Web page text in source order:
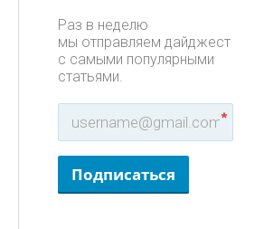
Раз в неделю
мы отправляем дайджест
с самыми популярными
статьями.
*
Подписаться